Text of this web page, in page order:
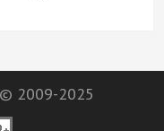
2009-2025